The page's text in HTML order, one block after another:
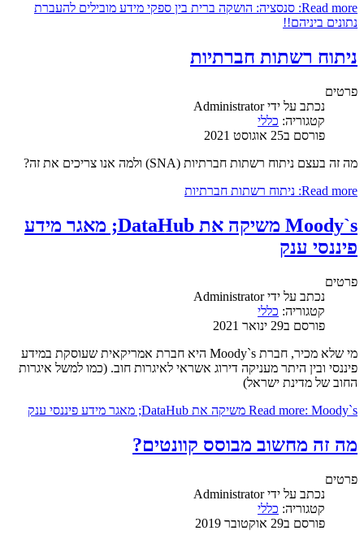
Read more: סנסציה: הושקה ברית בין ספקי מידע מובילים להעברת
נתונים ביניהם!!
ניתוח רשתות חברתיות
פרטים
נכתב על ידיAdministrator
קטגוריה: כללי
פורסם ב25 אוגוסט 2021
מה זה בעצם ניתוח רשתות חברתיות (SNA) ולמה אנו צריכים את זה?
Read more: ניתוח רשתות חברתיות
Moody`s משיקה את DataHub; מאגר מידע
פיננסי ענק
פרטים
נכתב על ידיAdministrator
קטגוריה: כללי
פורסם ב29 ינואר 2021
מי שלא מכיר, חברת Moody`s היא חברת אמריקאית שעוסקת במידע
פיננסי ובין היתר מעניקה דירוג אשראי לאיגרות חוב. (כמו למשל איגרות
החוב של מדינת ישראל)
Read more: Moody`s משיקה את DataHub; מאגר מידע פיננסי ענק
מה זה מחשוב מבוסס קוונטים?
פרטים
נכתב על ידיAdministrator
קטגוריה: כללי
פורסם ב29 אוקטובר 2019